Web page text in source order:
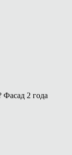
Фасад 2 года